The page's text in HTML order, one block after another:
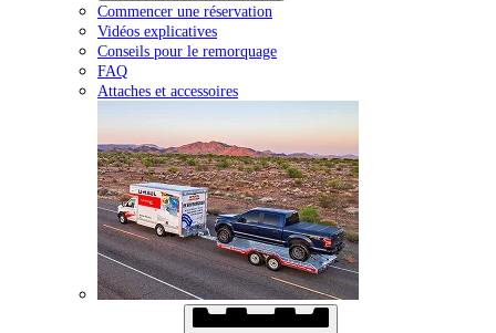
Commencer une réservation
Vidéos explicatives
Conseils pour le remorquage
FAQ
Attaches et accessoires